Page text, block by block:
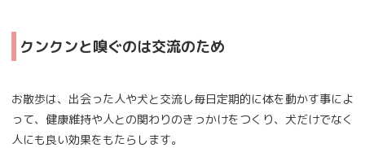
クンクンと嗅ぐのは交流のため
お散歩は、出会った人や犬と交流し毎日定期的に体を動かす事によ
って、健康維持や人との関わりのきっかけをつくり、犬だけでなく
人にも良い効果をもたらします。